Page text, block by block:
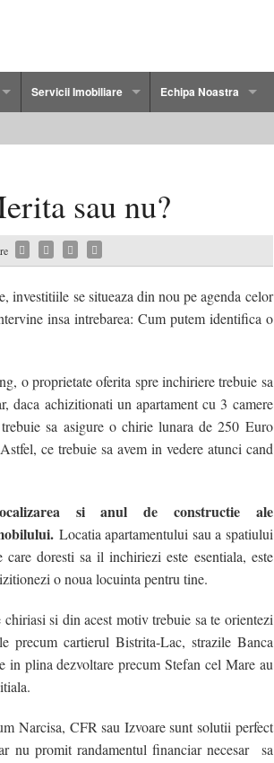
Servicii Imobiliare
Dezvoltatorilor Imobiliari
Echipa Noastra
Marian Duta
Adriana Chiriac
sau nu?
investitiile se situeaza din nou pe agenda celor
insa intrebarea: Cum putem identifica o
o proprietate oferita spre inchiriere trebuie sa
daca achizitionati un apartament cu 3 camere
sa asigure o chirie lunara de 250 Euro
ce trebuie sa avem in vedere atunci cand
si anul de constructie ale
Locatia apartamentului sau a spatiului
care doresti sa il inchiriezi este esentiala, este
o noua locuinta pentru tine.
si din acest motiv trebuie sa te orientezi
precum cartierul Bistrita-Lac, strazile Banca
plina dezvoltare precum Stefan cel Mare au
Narcisa, CFR sau Izvoare sunt solutii perfect
nu promit randamentul financiar necesar sa